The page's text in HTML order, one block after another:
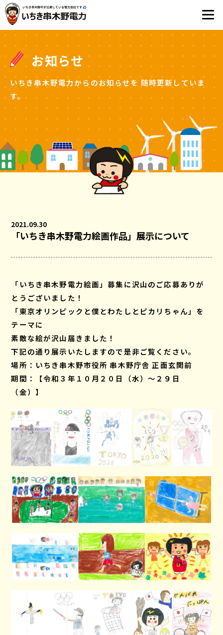
お知らせ
いちき串木野電力からのお知らせを 随時更新していま
す。
2021.09.30
「いちき串木野電力絵画作品」展示について
「いちき串木野電力絵画」募集に沢山のご応募ありが
とうございました！
「東京オリンピックと僕とわたしとピカリちゃん」を
テーマに
素敵な絵が沢山届きました！
下記の通り展示いたしますので是非ご覧ください。
場所：いちき串木野市役所 串木野庁舎 正面玄関前
期間：【令和３年１０月２０日（水）～２９日
（金）】